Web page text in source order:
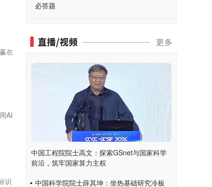
在
AI
识
必答题
中国工程院院士高文：探索GSnet与国家科学
前沿，筑牢国家算力主权
中国科学院院士薛其坤：坐热基础研究冷板